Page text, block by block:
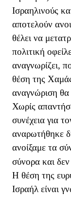
Ισραηλινούς
αποτελούν
θέλει να
πολιτική
αναγνωρίζει,
θέση της
αναγνώριση θα
Χωρίς
συνέχεια για
αναρωτήθηκε
ανοίξαμε τα
σύνορα και
Η θέση της
Ισραήλ είναι